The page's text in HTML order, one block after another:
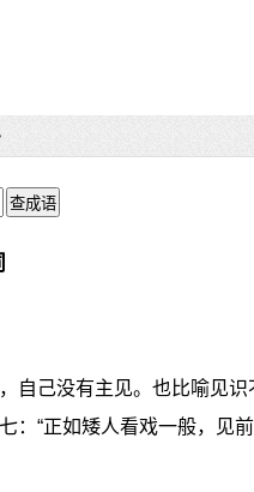
自己没有主见。也比喻见识
：“正如矮人看戏一般，见